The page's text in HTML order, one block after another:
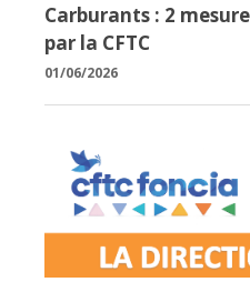
Carburants : 2
par la CFTC
01/06/2026